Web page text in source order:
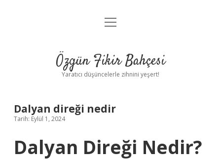
Anasayfa
Yasal Uyarı
menüyü
Özgün Fikir Bahçesi
Yaratıcı düşüncelerle zihnini yeşert!
Dalyan direği nedir
Tarih: Eylül 1, 2024
Dalyan Direği Nedir?